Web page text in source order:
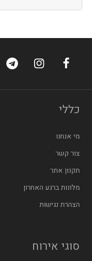
ערוץערוץ
כללי
מי אנחנו
צור קשר
תקנון אתר
מלונות ברגע האחרון
הצהרת נגישות
סוגי אירוח